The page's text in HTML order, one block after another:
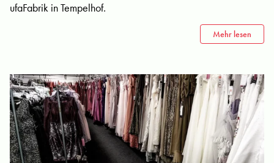
ufaFabrik in Tempelhof.
Mehr lesen